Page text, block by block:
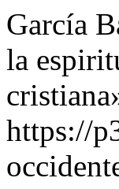
García
la
https://